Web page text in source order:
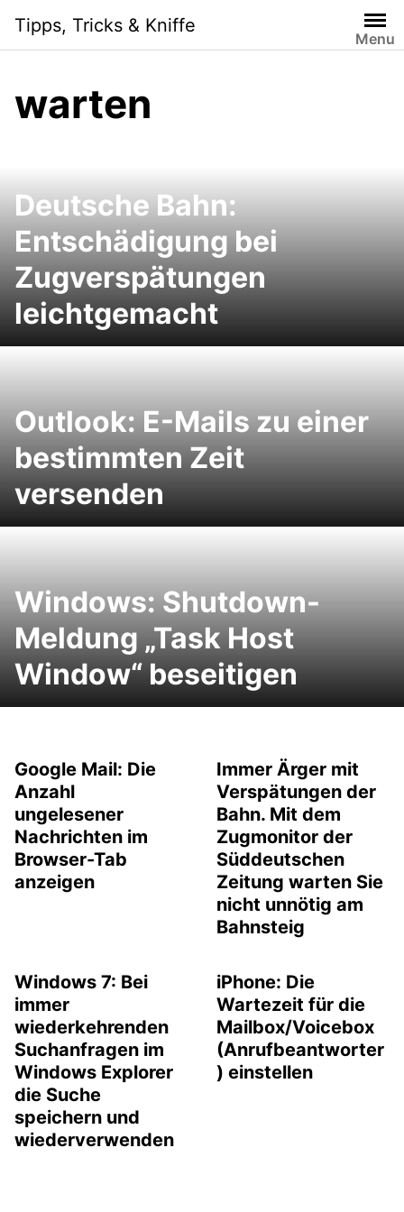
content
Tipps, Tricks & Kniffe
Menu
warten
Deutsche Bahn:
Entschädigung bei
Zugverspätungen
leichtgemacht
Outlook: E-Mails zu einer
bestimmten Zeit
versenden
Windows: Shutdown-
Meldung „Task Host
Window“ beseitigen
Google Mail: Die
Anzahl
ungelesener
Nachrichten im
Browser-Tab
anzeigen
Immer Ärger mit
Verspätungen der
Bahn. Mit dem
Zugmonitor der
Süddeutschen
Zeitung warten Sie
nicht unnötig am
Bahnsteig
Windows 7: Bei
immer
wiederkehrenden
Suchanfragen im
Windows Explorer
die Suche
speichern und
wiederverwenden
iPhone: Die
Wartezeit für die
Mailbox/Voicebox
(Anrufbeantworter
) einstellen